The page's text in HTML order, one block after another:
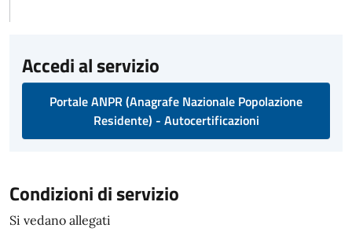
Accedi al servizio
Portale ANPR (Anagrafe Nazionale Popolazione
Residente) - Autocertificazioni
Condizioni di servizio
Si vedano allegati